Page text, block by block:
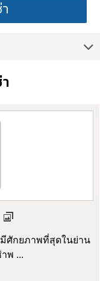
ศักยภาพที่สุดในย่าน
พ ...